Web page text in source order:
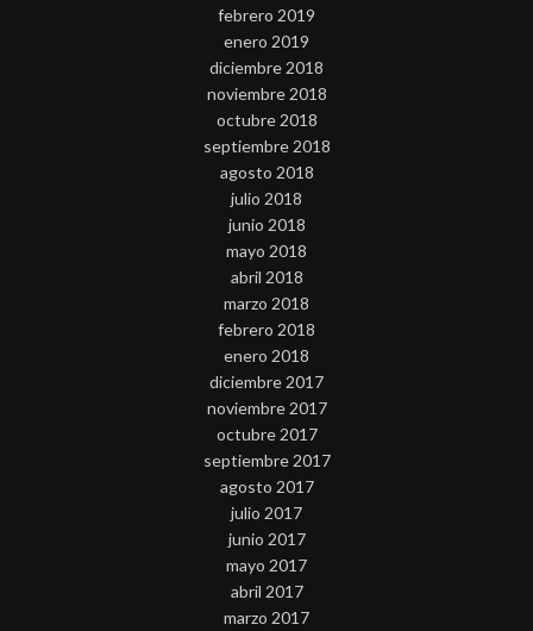
febrero 2019
enero 2019
diciembre 2018
noviembre 2018
octubre 2018
septiembre 2018
agosto 2018
julio 2018
junio 2018
mayo 2018
abril 2018
marzo 2018
febrero 2018
enero 2018
diciembre 2017
noviembre 2017
octubre 2017
septiembre 2017
agosto 2017
julio 2017
junio 2017
mayo 2017
abril 2017
marzo 2017